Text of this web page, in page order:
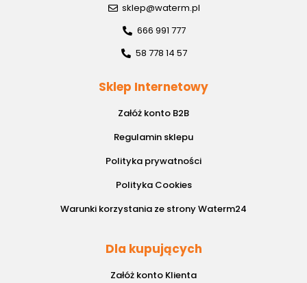
sklep@waterm.pl
666 991 777
58 778 14 57
Sklep Internetowy
Załóż konto B2B
Regulamin sklepu
Polityka prywatności
Polityka Cookies
Warunki korzystania ze strony Waterm24
Dla kupujących
Załóż konto Klienta